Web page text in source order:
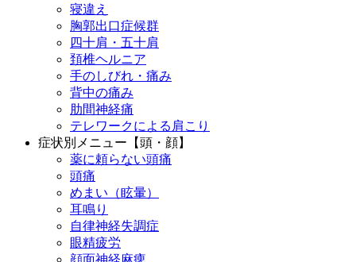
寝違え
胸郭出口症候群
四十肩・五十肩
頚椎ヘルニア
手のしびれ・痛み
背中の痛み
肋間神経痛
テレワークによる肩こり
症状別メニュー【頭・顔】
薬に頼らない頭痛
頭痛
めまい（眩暈）
耳鳴り
自律神経失調症
眼精疲労
顔面神経麻痺